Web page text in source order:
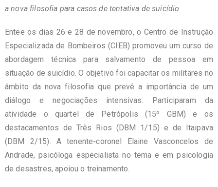
a nova filosofia para casos de tentativa de suicídio
Entee os dias 26 e 28 de novembro, o Centro de Instrução
Especializada de Bombeiros (CIEB) promoveu um curso de
abordagem técnica para salvamento de pessoa em
situação de suicídio. O objetivo foi capacitar os militares no
âmbito da nova filosofia que prevê a importância de um
diálogo e negociações intensivas. Participaram da
atividade o quartel de Petrópolis (15º GBM) e os
destacamentos de Três Rios (DBM 1/15) e de Itaipava
(DBM 2/15). A tenente-coronel Elaine Vasconcelos de
Andrade, psicóloga especialista no tema e em psicologia
de desastres, apoiou o treinamento.